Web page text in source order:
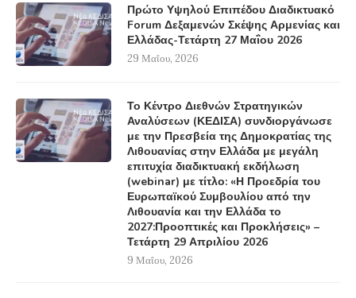
Πρώτο Υψηλού Επιπέδου Διαδικτυακό
Forum Δεξαμενών Σκέψης Αρμενίας και
Ελλάδας-Τετάρτη 27 Μαΐου 2026
29 Μαΐου, 2026
Το Κέντρο Διεθνών Στρατηγικών
Αναλύσεων (ΚΕΔΙΣΑ) συνδιοργάνωσε
με την Πρεσβεία της Δημοκρατίας της
Λιθουανίας στην Ελλάδα με μεγάλη
επιτυχία διαδικτυακή εκδήλωση
(webinar) με τίτλο: «Η Προεδρία του
Ευρωπαϊκού Συμβουλίου από την
Λιθουανία και την Ελλάδα το
2027:Προοπτικές και Προκλήσεις» –
Τετάρτη 29 Απριλίου 2026
9 Μαΐου, 2026